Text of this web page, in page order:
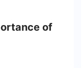
of